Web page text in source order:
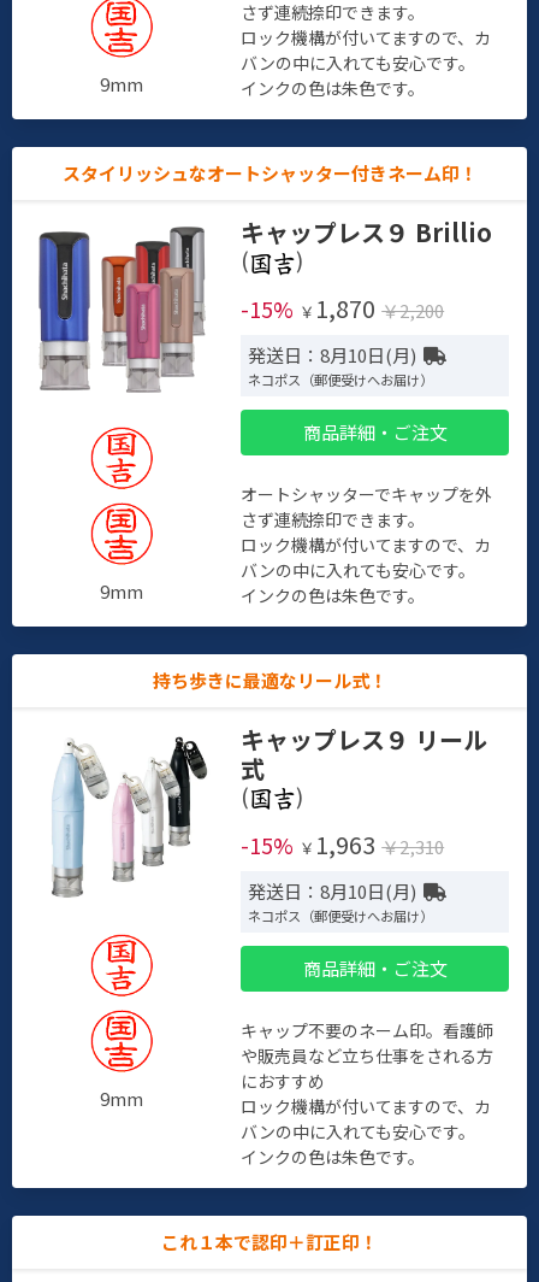
9mm
さず連続捺印できます。
ロック機構が付いてますので、カ
バンの中に入れても安心です。
インクの色は朱色です。
スタイリッシュなオートシャッター付きネーム印！
9mm
キャップレス９ Brillio
(
)
-15% ￥ 1,870 ￥2,200
発送日：8月10日(月)
ネコポス（郵便受けへお届け）
商品詳細・ご注文
オートシャッターでキャップを外
さず連続捺印できます。
ロック機構が付いてますので、カ
バンの中に入れても安心です。
インクの色は朱色です。
持ち歩きに最適なリール式！
9mm
キャップレス９ リール
式
(
)
-15% ￥ 1,963 ￥2,310
発送日：8月10日(月)
ネコポス（郵便受けへお届け）
商品詳細・ご注文
キャップ不要のネーム印。看護師
や販売員など立ち仕事をされる方
におすすめ
ロック機構が付いてますので、カ
バンの中に入れても安心です。
インクの色は朱色です。
これ１本で認印＋訂正印！